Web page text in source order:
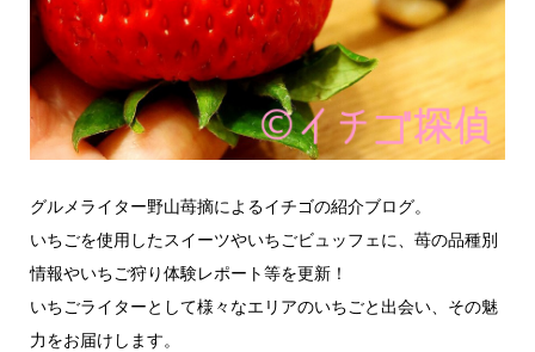
グルメライター野山苺摘によるイチゴの紹介ブログ。
いちごを使用したスイーツやいちごビュッフェに、苺の品種別
情報やいちご狩り体験レポート等を更新！
いちごライターとして様々なエリアのいちごと出会い、その魅
力をお届けします。